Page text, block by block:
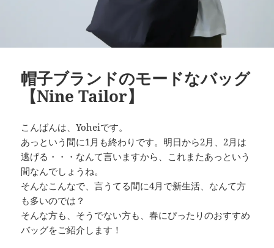
帽子ブランドのモードなバッグ
【Nine Tailor】
こんばんは、Yoheiです。
あっという間に1月も終わりです。明日から2月、2月は
逃げる・・・なんて言いますから、これまたあっという
間なんでしょうね。
そんなこんなで、言うてる間に4月で新生活、なんて方
も多いのでは？
そんな方も、そうでない方も、春にぴったりのおすすめ
バッグをご紹介します！